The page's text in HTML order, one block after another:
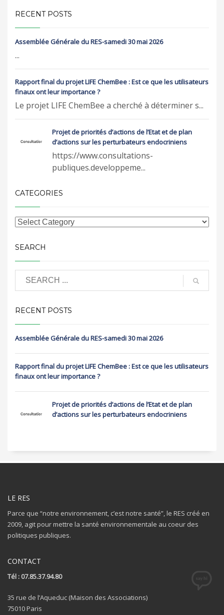
RECENT POSTS
Assemblée Générale du RES-samedi 30 mai 2026
...
Rapport final du projet LIFE ChemBee : Est ce que les utilisateurs
finaux ont leur importance ?
Le projet LIFE ChemBee a cherché à déterminer s...
Projet de priorités d’actions de l’Etat et de plan
d’actions sur les perturbateurs endocriniens
https://www.consultations-
publiques.developpeme...
CATEGORIES
SEARCH
RECENT POSTS
Assemblée Générale du RES-samedi 30 mai 2026
Rapport final du projet LIFE ChemBee : Est ce que les utilisateurs
finaux ont leur importance ?
Projet de priorités d’actions de l’Etat et de plan
d’actions sur les perturbateurs endocriniens
LE RES
Parce que “notre environnement, c’est notre santé”, le RES créé en
2009, agit pour mettre la santé environnementale au coeur des
politiques publiques.
CONTACT
Tél : 07.85.37.94.80
35 rue de l’Aqueduc (Maison des Associations)
75010 Paris